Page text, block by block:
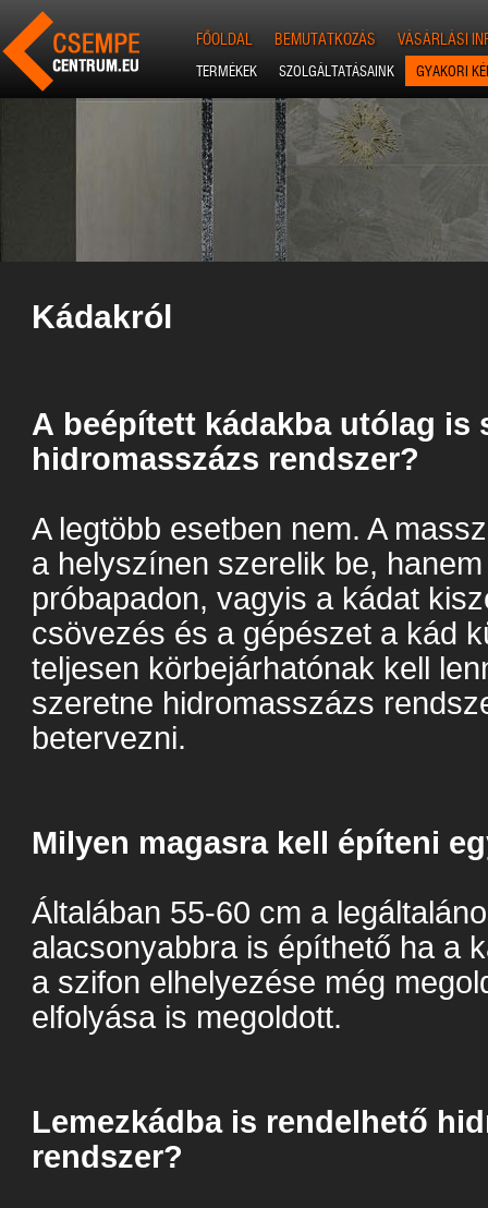
FŐOLDAL BEMUTATKOZÁS VÁSÁRLÁSI
TERMÉKEK SZOLGÁLTATÁSAINK GYAKORI
Kádakról
A beépített kádakba utólag is
hidromasszázs rendszer?
A legtöbb esetben nem. A
a helyszínen szerelik be,
próbapadon, vagyis a kádat
csövezés és a gépészet a kád
teljesen körbejárhatónak kell
szeretne hidromasszázs
betervezni.
Milyen magasra kell építeni
Általában 55-60 cm a
alacsonyabbra is építhető ha a
a szifon elhelyezése még
elfolyása is megoldott.
Lemezkádba is rendelhető
rendszer?